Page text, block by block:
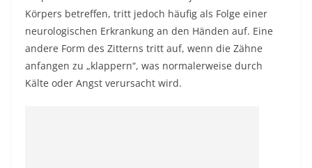
Körpers betreffen, tritt jedoch häufig als Folge einer
neurologischen Erkrankung an den Händen auf. Eine
andere Form des Zitterns tritt auf, wenn die Zähne
anfangen zu „klappern“, was normalerweise durch
Kälte oder Angst verursacht wird.